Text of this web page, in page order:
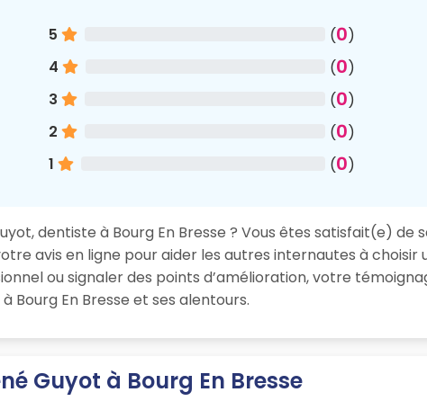
5 (0)
4
(0)
3
(0)
2
(0)
1
(0)
dentiste à Bourg En Bresse ? Vous êtes satisfait(e) de
avis en ligne pour aider les autres internautes à choisir
ou signaler des points d’amélioration, votre
Bourg En Bresse et ses alentours.
Guyot à Bourg En Bresse